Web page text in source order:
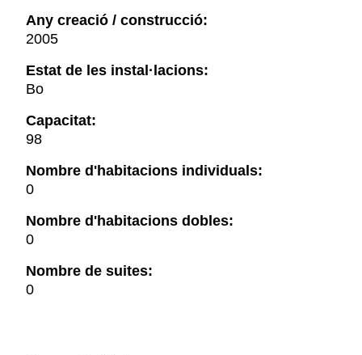
Any creació / construcció:
2005
Estat de les instal·lacions:
Bo
Capacitat:
98
Nombre d'habitacions individuals:
0
Nombre d'habitacions dobles:
0
Nombre de suites:
0